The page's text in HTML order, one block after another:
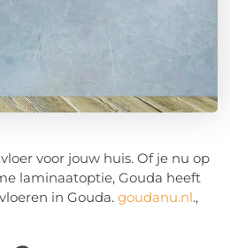
voor jouw huis. Of je nu op
laminaatoptie, Gouda heeft
in Gouda. goudanu.nl.,